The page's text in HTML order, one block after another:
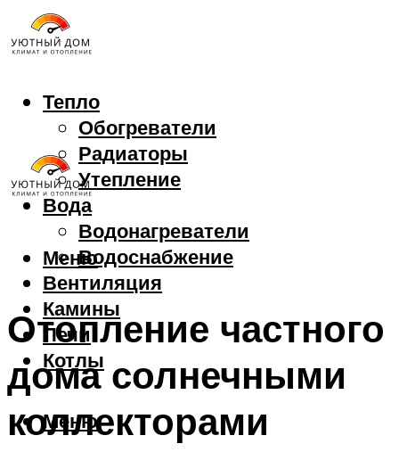
Тепло
Обогреватели
Радиаторы
Утепление
Вода
Водонагреватели
Водоснабжение
Вентиляция
Камины
Печи
Котлы
Меню
Меню
Отопление частного
дома солнечными
коллекторами